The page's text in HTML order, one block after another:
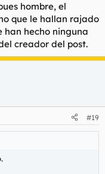
hombre, el
que le hallan rajado
han hecho ninguna
creador del post.
#19